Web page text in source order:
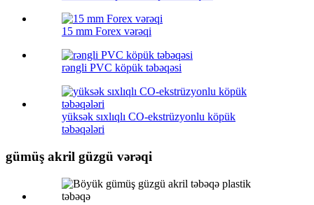
15 mm Forex vərəqi
rəngli PVC köpük təbəqəsi
yüksək sıxlıqlı CO-ekstrüzyonlu köpük
təbəqələri
gümüş akril güzgü vərəqi